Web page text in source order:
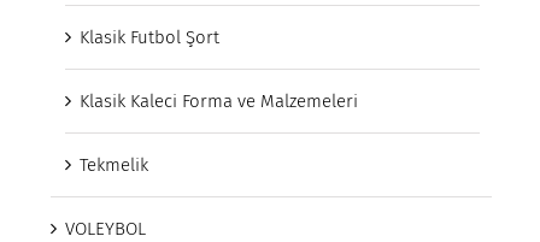
Klasik Futbol Şort
Klasik Kaleci Forma ve Malzemeleri
Tekmelik
VOLEYBOL